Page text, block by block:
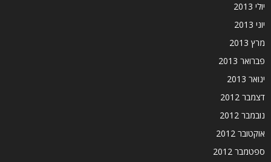
יולי 2013
יוני 2013
מרץ 2013
פברואר 2013
ינואר 2013
דצמבר 2012
נובמבר 2012
אוקטובר 2012
ספטמבר 2012